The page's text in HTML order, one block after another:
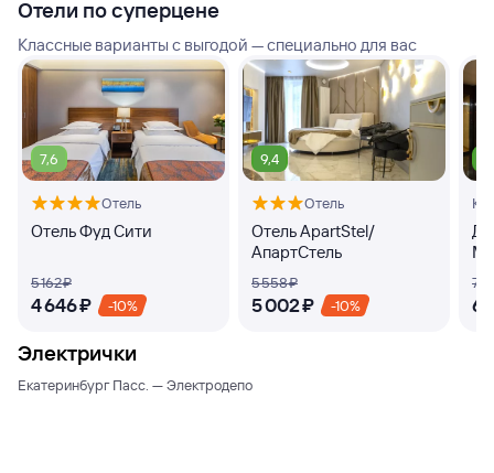
Отели по суперцене
Классные варианты с выгодой — специально для вас
7,6
Отель
Отель Фуд Сити
5 ⁠162 ⁠₽
4 ⁠646 ⁠₽ -10%
9,4
Отель
Отель ApartStel/
АпартСтель
5 ⁠558 ⁠₽
5 ⁠002 ⁠₽ -10%
7
6
Электрички
Екатеринбург Пасс. — Электродепо